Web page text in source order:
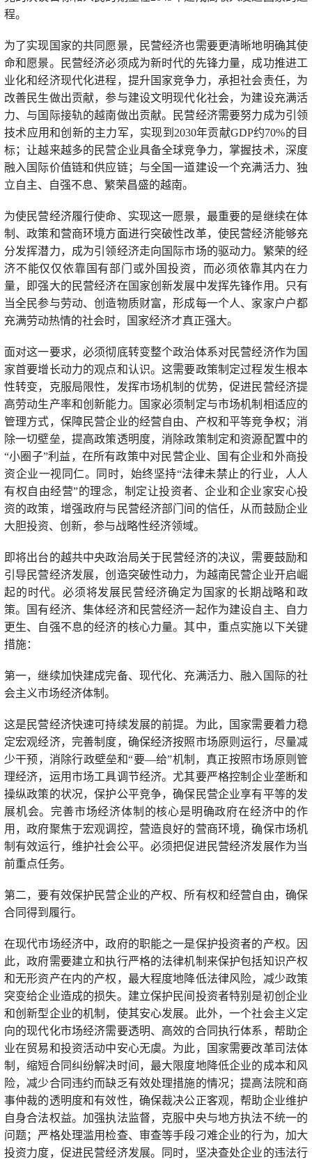
程。
为了实现国家的共同愿景，民营经济也需要更清晰地明确其使
命和愿景。民营经济必须成为新时代的先锋力量，成功推进工
业化和经济现代化进程，提升国家竞争力，承担社会责任，为
改善民生做出贡献，参与建设文明现代化社会，为建设充满活
力、与国际接轨的越南做出贡献。民营经济需要努力成为引领
技术应用和创新的主力军，实现到2030年贡献GDP约70%的目
标；让越来越多的民营企业具备全球竞争力，掌握技术，深度
融入国际价值链和供应链；与全国一道建设一个充满活力、独
立自主、自强不息、繁荣昌盛的越南。
为使民营经济履行使命、实现这一愿景，最重要的是继续在体
制、政策和营商环境方面进行突破性改革，使民营经济能够充
分发挥潜力，成为引领经济走向国际市场的驱动力。繁荣的经
济不能仅仅依靠国有部门或外国投资，而必须依靠其内在力
量，即强大的民营经济在国家创新发展中发挥先锋作用。只有
当全民参与劳动、创造物质财富，形成每一个人、家家户户都
充满劳动热情的社会时，国家经济才真正强大。
面对这一要求，必须彻底转变整个政治体系对民营经济作为国
家首要增长动力的观点和认识。这需要政策制定过程发生根本
性转变，克服局限性，发挥市场机制的优势，促进民营经济提
高劳动生产率和创新能力。国家必须制定与市场机制相适应的
管理方式，保障民营企业的经营自由、产权和平等竞争权；消
除一切壁垒，提高政策透明度，消除政策制定和资源配置中的
“小圈子”利益，在所有政策中对民营企业、国有企业和外商投
资企业一视同仁。同时，始终坚持“法律未禁止的行业，人人
有权自由经营”的理念，制定让投资者、企业和企业家安心投
资的政策，增强政府与民营经济部门间的信任，从而鼓励企业
大胆投资、创新，参与战略性经济领域。
即将出台的越共中央政治局关于民营经济的决议，需要鼓励和
引导民营经济发展，创造突破性动力，为越南民营企业开启崛
起的时代。必须将发展民营经济确定为国家的长期战略和政
策。国有经济、集体经济和民营经济一起作为建设自主、自力
更生、自强不息的经济的核心力量。其中，重点实施以下关键
措施：
第一，继续加快建成完备、现代化、充满活力、融入国际的社
会主义市场经济体制。
这是民营经济快速可持续发展的前提。为此，国家需要着力稳
定宏观经济，完善制度，确保经济按照市场原则运行，尽量减
少干预，消除行政壁垒和“要—给”机制，真正按照市场原则管
理经济，运用市场工具调节经济。尤其要严格控制企业垄断和
操纵政策的状况，保护公平竞争，确保民营企业享有平等的发
展机会。完善市场经济体制的核心是明确政府在经济中的作
用，政府聚焦于宏观调控，营造良好的营商环境，确保市场机
制有效运行，维护社会公平。必须把促进民营经济发展作为当
前重点任务。
第二，要有效保护民营企业的产权、所有权和经营自由，确保
合同得到履行。
在现代市场经济中，政府的职能之一是保护投资者的产权。因
此，政府需要建立和执行严格的法律机制来保护包括知识产权
和无形资产在内的产权，最大程度地降低法律风险，减少政策
突变给企业造成的损失。建立保护民间投资者特别是初创企业
和创新型企业的机制，使其安心发展。此外，一个社会主义定
向的现代化市场经济需要透明、高效的合同执行体系，帮助企
业在贸易和投资活动中安心无虞。为此，国家需要改革司法体
制，缩短合同纠纷解决时间，最大限度地降低企业的成本和风
险，减少合同违约而缺乏有效处理措施的情况；提高法院和商
事仲裁的透明度和有效性，确保裁决公正客观，帮助企业维护
自身合法权益。加强执法监督，克服中央与地方执法不统一的
问题；严格处理滥用检查、审查等手段刁难企业的行为，加大
投资力度，促进民营经济发展。同时，坚决查处企业的违法行